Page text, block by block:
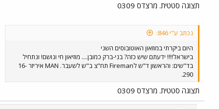
תצוגה סטטית. מרצדס 0309
נכתב ע"י 846:
היום ביקרתי במוזאון האוטובוסים השני
בישראל!!!! ידעתם שיש כזה? בני-ברק כמובן.... מוזיאון חי ונושם! ונתחיל
בד"שים: והראשון ד"ש לFireman תח"צ ב"ש לשעבר. MAN איריזר 16-
290.
תצוגה סטטית. מרצדס 0309